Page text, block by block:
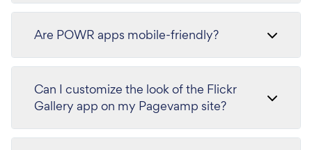
Are POWR apps mobile-friendly?
Can I customize the look of the Flickr
Gallery app on my Pagevamp site?